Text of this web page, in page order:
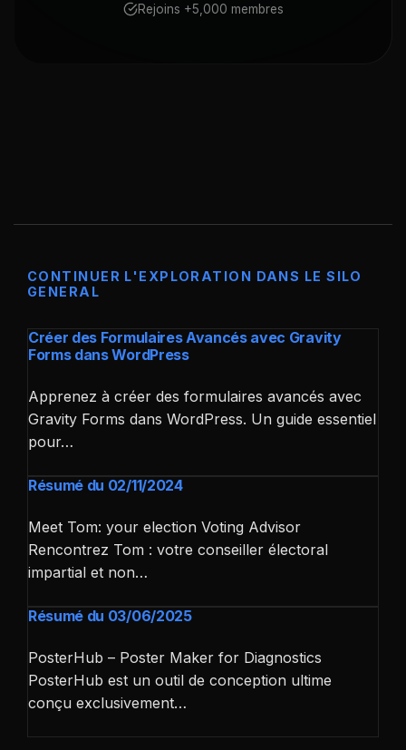
Rejoins +5,000 membres
CONTINUER L'EXPLORATION DANS LE SILO
GENERAL
Créer des Formulaires Avancés avec Gravity
Forms dans WordPress
Apprenez à créer des formulaires avancés avec
Gravity Forms dans WordPress. Un guide essentiel
pour…
Résumé du 02/11/2024
Meet Tom: your election Voting Advisor
Rencontrez Tom : votre conseiller électoral
impartial et non…
Résumé du 03/06/2025
PosterHub – Poster Maker for Diagnostics
PosterHub est un outil de conception ultime
conçu exclusivement…